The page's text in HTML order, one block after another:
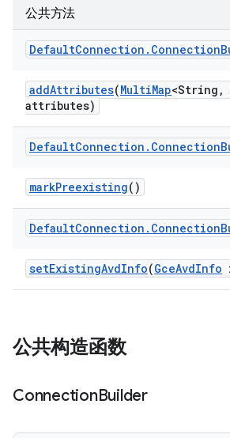
公共方法
DefaultConnection . Connection
addAttributes(MultiMap<String ,
attributes)
DefaultConnection . Connection
markPreexisting()
DefaultConnection . Connection
setExistingAvdInfo(GceAvdInfo
公共构造函数
ConnectionBuilder